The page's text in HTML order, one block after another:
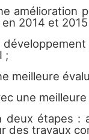
amélioration
en 2014 et
développement
;
meilleure
une
deux étapes :
des travaux